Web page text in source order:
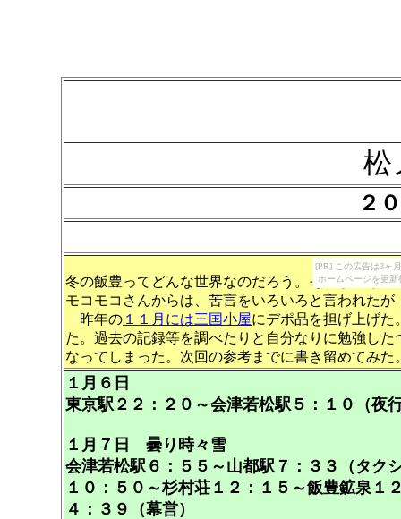
[PR] この広告は3ヶ
ホームページを更
松ノ
２
冬の飯豊ってどんな世界なのだろう。それが知り
モコモコさんからは、苦言をいろいろと言われたが
昨年の １１月には三国小屋にデポ品を担げ上げ
た。過去の記録等を調べたりと自分なりに勉強し
なってしまった。次回の参考までに書き留めてみ
１月６日
東京駅２２：２０～会津若松駅５：１０（夜
１月７日 曇り時々雪
会津若松駅６：５５～山都駅７：３３（タク
１０：５０～杉村荘１２：１５～飯豊鉱泉１
４：３９（幕営）